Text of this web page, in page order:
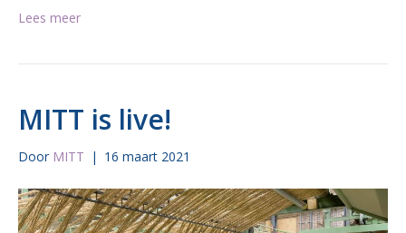
Lees meer
MITT is live!
Door MITT | 16 maart 2021